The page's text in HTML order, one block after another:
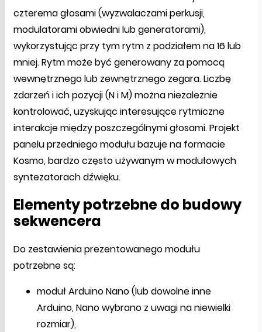
czterema głosami (wyzwalaczami perkusji,
modulatorami obwiedni lub generatorami),
wykorzystując przy tym rytm z podziałem na 16 lub
mniej. Rytm może być generowany za pomocą
wewnętrznego lub zewnętrznego zegara. Liczbę
zdarzeń i ich pozycji (N i M) można niezależnie
kontrolować, uzyskując interesujące rytmiczne
interakcje między poszczególnymi głosami. Projekt
panelu przedniego modułu bazuje na formacie
Kosmo, bardzo często używanym w modułowych
syntezatorach dźwięku.
Elementy potrzebne do budowy
sekwencera
Do zestawienia prezentowanego modułu
potrzebne są:
moduł Arduino Nano (lub dowolne inne
Arduino, Nano wybrano z uwagi na niewielki
rozmiar),